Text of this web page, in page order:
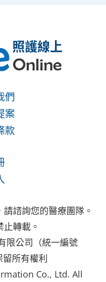
們
案
款
諮詢您的醫療團隊。
轉載。
限公司（統一編號
所有權利
Co., Ltd. All